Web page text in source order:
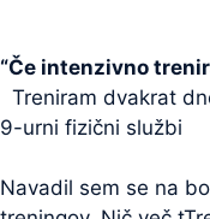
“Če intenzivno
Treniram dvakrat
9-urni fizični službi
Navadil sem se na